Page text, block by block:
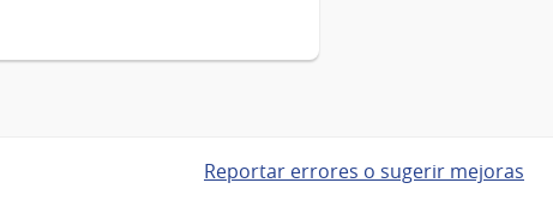
Reportar errores o sugerir mejoras